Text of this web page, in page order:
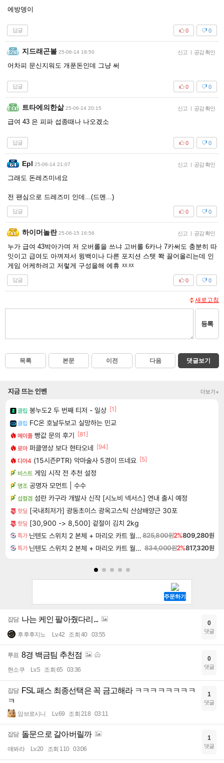
에방뎅이
답글 0
0
지드래곤볼 25-06-14 18:50 신고 | 공감 확인
어차피 문신지워도 개푼돈인데 그냥 써
답글 0
0
트타에의한삶 25-06-14 20:15 신고 | 공감 확인
급여 43 은 피파 섭종때나 나오겠소
답글 0
0
Epl 25-06-14 21:07 신고 | 공감 확인
그래도 돈레즈미네요
전 팬심으로 드레즈미 인데...(드멘...)
답글 0
0
하이머놀란 25-06-15 16:56 신고 | 공감 확인
누가 급여 43박아가며 저 오버롤을 쓰냐 고버롤 6카나 7카써도 충분히 따
잇이고 급여도 아껴져서 윙백이나 다른 포지션 스텟 쫙 끌어올리는데 인
게임 어케하려고 저렇게 구성을해 에휴 ㅉㅉ
답글 0
0
새로고침
등록
목록 본문 이전 다음 댓글보기
지금 뜨는 인벤 더보기+
클립 봉누도2 두 번째 티저 - 일상 [1]
클립 FC온 호날두보고 실망하는 민교
메이플 빵값 문의 후기 [81]
로아 퍼클영상 보다 현타오네 [94]
디아4 (15시즌PTR) 악마술사 5경이 뜨네요 [5]
비스트 게임 시작 전 추천 설정
명조 공명자 모먼트 | 수수
섭컬겜 섬란 카구라 개발사 신작 [시노비 넥서스] 연내 출시 예정
핫딜 [국내최저가] 광동초이스 광옥고스틱 산삼배양근 30포
핫딜 [30,900 -> 8,500] 겉절이 김치 2kg
특가 닌텐도 스위치 2 본체 + 마리오 카트 월드 + 포켓몬스터 레전드 ZA 닌텐도 스위치 2 에디션 번들825,800원2%809,280원
특가 닌텐도 스위치 2 본체 + 마리오 카트 월드 + 포켓몬 포코피아 번들 834,000원2%817,320원
잡담 나는 케인 팔아줬다리...
후후후지노 Lv.42 조회 40 03:55
0
댓글
투표 8경 백금팀 추천점
현소쿠 Lv.5 조회 65 03:36
0
댓글
잡담 FSL 패스 최종선택은 꼭 금고해라 ㅋㅋㅋㅋㅋㅋㅋㅋ
ㅋ
암브로시니 Lv.69 조회 218 03:11
1
댓글
잡담 돌문으로 갈아버릴까
얘봐라 Lv.20 조회 110 03:06
1
댓글